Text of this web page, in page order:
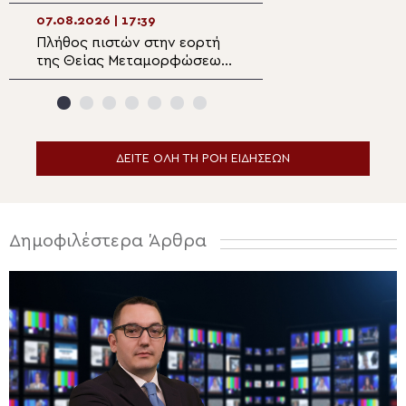
Σύμης
07.08.2026 | 17:39
Πλήθος πιστών στην εορτή
της Θείας Μεταμορφώσεως
στο Κιλκίς
ΔΕΙΤΕ ΟΛΗ ΤΗ ΡΟΗ ΕΙΔΗΣΕΩΝ
Δημοφιλέστερα Άρθρα